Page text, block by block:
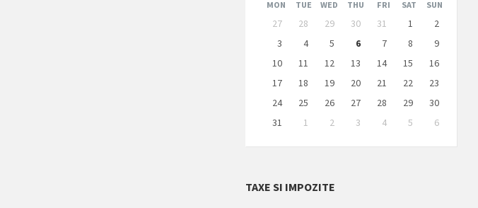
Month
Month
MON TUE WED THU FRI SAT SUN
Skip
calendar
days
27 28 29 30 31 1
2
3
4 5 6 7 8
9
10
11 12 13 14 15
16
17
18 19 20 21 22
23
24
25 26 27 28 29
30
31
1 2 3 4 5
6
to
TAXE SI IMPOZITE